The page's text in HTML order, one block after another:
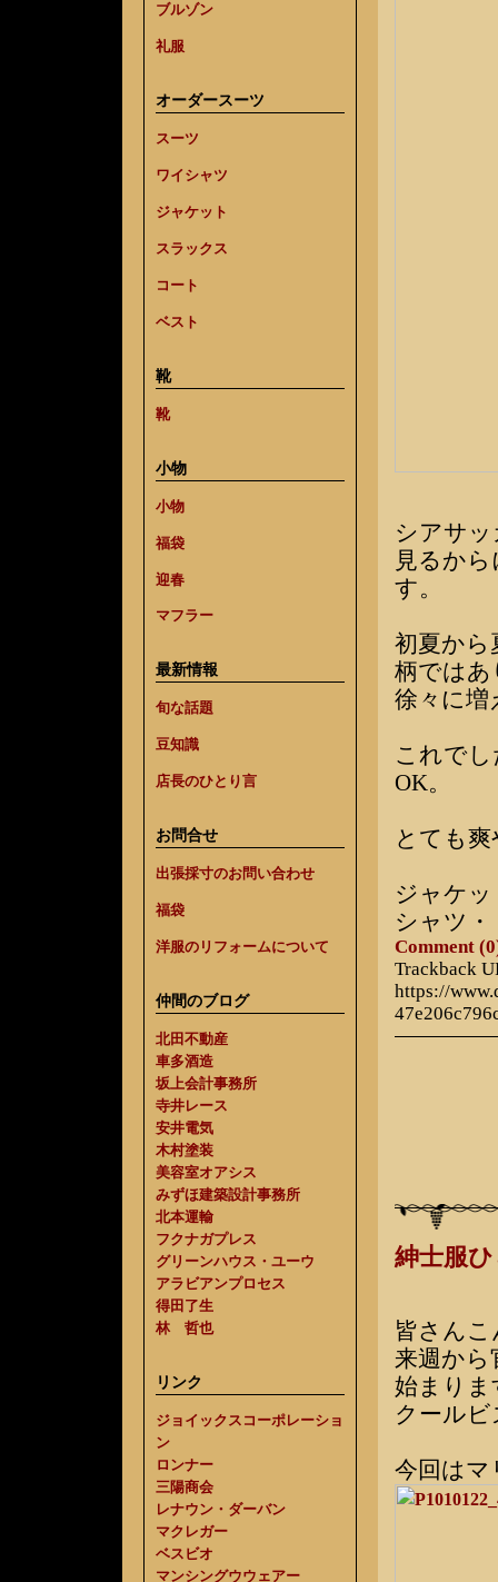
ブルゾン
礼服
オーダースーツ
スーツ
ワイシャツ
ジャケット
スラックス
コート
ベスト
靴
靴
小物
小物
福袋
迎春
マフラー
最新情報
旬な話題
豆知識
店長のひとり言
お問合せ
出張採寸のお問い合わせ
福袋
洋服のリフォームについて
仲間のブログ
北田不動産
車多酒造
坂上会計事務所
寺井レース
安井電気
木村塗装
美容室オアシス
みずほ建築設計事務所
北本運輸
フクナガプレス
グリーンハウス・ユーウ
アラビアンプロセス
得田了生
林 哲也
リンク
ジョイックスコーポレーショ
ン
ロンナー
三陽商会
レナウン・ダーバン
マクレガー
ベスビオ
マンシングウウェアー
シアサ
見るか
す。
初夏から
柄ではあ
徐々に増
これで
OK。
とても
ジャケッ
シャツ・
Comment
Trackback
https://
紳士服
皆さん
来週から
始まりま
クール
今回はマ